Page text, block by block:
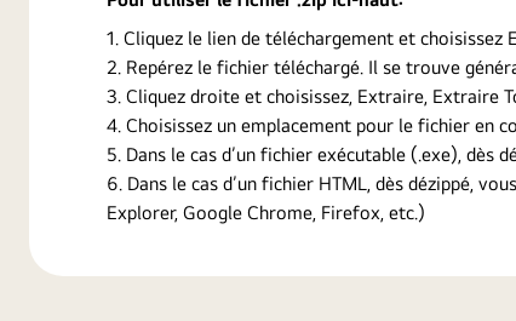
Cliquez le lien de téléchargement et
Repérez le fichier téléchargé. Il se trouve
Cliquez droite et choisissez, Extraire, Extraire
Choisissez un emplacement pour le fichier en
Dans le cas d’un fichier exécutable (.exe), dès
Dans le cas d’un fichier HTML, dès dézippé,
Explorer, Google Chrome, Firefox, etc.)